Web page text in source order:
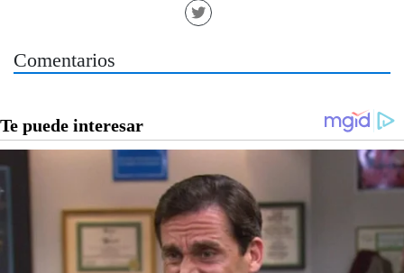
Comentarios